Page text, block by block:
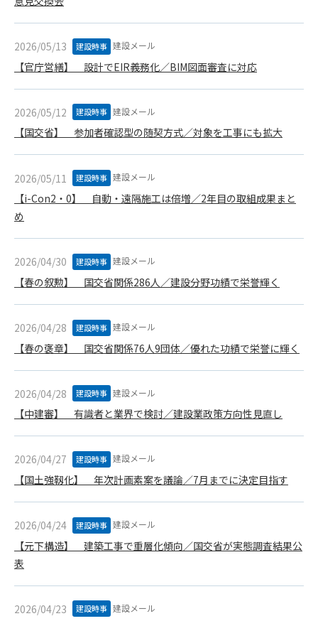
2026/05/13 建設時事 建設メール
【官庁営繕】 設計でEIR義務化／BIM図面審査に対応
2026/05/12 建設時事 建設メール
【国交省】 参加者確認型の随契方式／対象を工事にも拡大
2026/05/11 建設時事 建設メール
【i-Con2・0】 自動・遠隔施工は倍増／2年目の取組成果まと
め
2026/04/30 建設時事 建設メール
【春の叙勲】 国交省関係286人／建設分野功績で栄誉輝く
2026/04/28 建設時事 建設メール
【春の褒章】 国交省関係76人9団体／優れた功績で栄誉に輝く
2026/04/28 建設時事 建設メール
【中建審】 有識者と業界で検討／建設業政策方向性見直し
2026/04/27 建設時事 建設メール
【国土強靱化】 年次計画素案を議論／7月までに決定目指す
2026/04/24 建設時事 建設メール
【元下構造】 建築工事で重層化傾向／国交省が実態調査結果公
表
2026/04/23 建設時事 建設メール
します。
第9条（会員の個人情報）
ビスの提供に関連して管理者が知り得た会員の個人情報（以下
個人情報といいます）について、管理者は、以下の各号に該当
する場合を除き、第三者に開示または提供しないものとしま
(1) 会員が、自己の個人情報の開示に事前に同意している場合
(2) 個々の会員を特定できない統計的な処理をした形式で第三
者に提供する場合
(3) 第三者および管理者の権利、財産、安全等を保護するため
(4) 法令等により開示を求められた場合
第10条（免責事項）
管理者は、会員が登録した内容が以下に該当する、またはその
恐れのあるものは、会員の承諾なく削除できるものとします。
1. 管理者は、会員が本サービスを利用することにより得た情報
等（プログラムを含みます）について、その完全性、正確性
を保証もしないものとします。また、当該情報等に起因して
生じた一切の損害に対して、管理者は、何らの責任も負わな
いものとします。
2. 会員は、自己の費用と責任において本サービスを利用するも
のとし、会員による本サービスの利用に関連し、第三者から
問合せ、クレーム、請求等がなされまたは訴訟が提起された
場合、当該会員は、自らの費用と責任においてこれを解決す
るものとし、管理者を一切免責するものとします。
3. 本サービスにおいて掲載されている広告等によって行われる
取引に起因する損害及び広告等が掲載されたこと自体に起因
する損害については一切責任を負いません。
第11条（運用の停止）
通知申し上げますが、緊急時はその限りではありません。